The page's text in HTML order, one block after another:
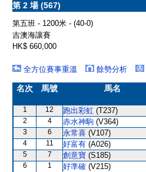
第 2 場 (567)
第五班 - 1200米 - (40-0)
吉澳海讓賽
HK$ 660,000
全方位賽事重溫
餘勢分析
名次 馬號 馬名
1 12 跑出彩虹 (T237)
2 4 赤水神駒 (V364)
3 6 永常喜 (V107)
4 11 好富有 (A026)
5 7 創意寶 (S185)
6 1 好準確 (V215)